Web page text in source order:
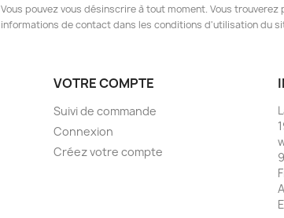
Vous pouvez vous désinscrire à tout moment. Vous trouverez
informations de contact dans les conditions d'utilisation du
VOTRE COMPTE
Suivi de commande
Connexion
Créez votre compte